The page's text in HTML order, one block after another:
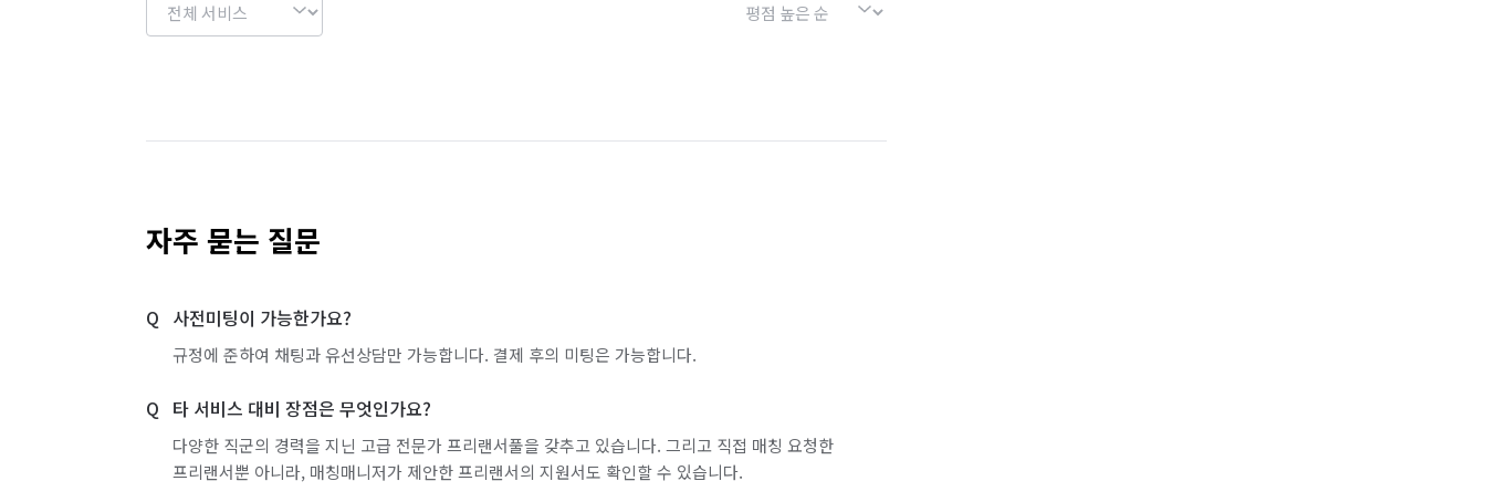
자주 묻는 질문
사전미팅이 가능한가요?
규정에 준하여 채팅과 유선상담만 가능합니다. 결제 후의 미팅은 가능합니다.
타 서비스 대비 장점은 무엇인가요?
다양한 직군의 경력을 지닌 고급 전문가 프리랜서풀을 갖추고 있습니다. 그리고 직접 매칭 요청한
프리랜서뿐 아니라, 매칭매니저가 제안한 프리랜서의 지원서도 확인할 수 있습니다.